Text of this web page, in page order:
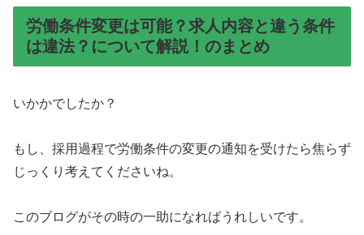
労働条件変更は可能？求人内容と違う条件
は違法？について解説！のまとめ
いかかでしたか？
もし、採用過程で労働条件の変更の通知を受けたら焦らず
じっくり考えてくださいね。
このブログがその時の一助になればうれしいです。